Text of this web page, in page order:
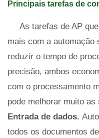
Principais tarefas de
As tarefas de AP
mais com a automação
reduzir o tempo de
precisão, ambos
com o processamento
pode melhorar muito as
Entrada de dados.
todos os documentos